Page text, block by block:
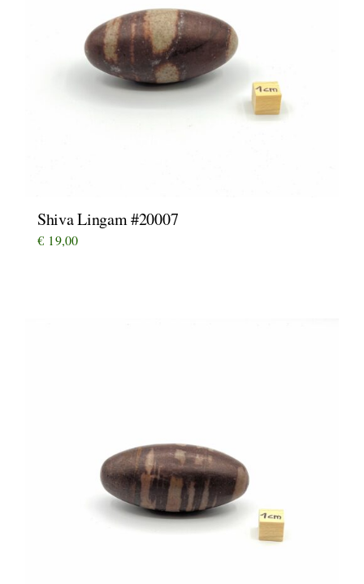
Shiva Lingam #20007
€ 19,00